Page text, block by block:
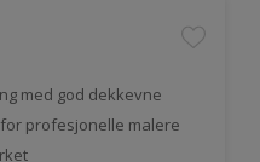
med god dekkevne
profesjonelle malere